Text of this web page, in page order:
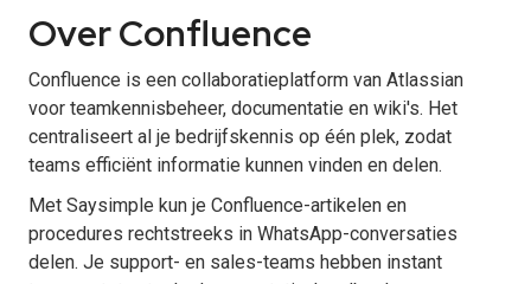
Over Confluence
Confluence is een collaboratieplatform van Atlassian
voor teamkennisbeheer, documentatie en wiki's. Het
centraliseert al je bedrijfskennis op één plek, zodat
teams efficiënt informatie kunnen vinden en delen.
Met Saysimple kun je Confluence-artikelen en
procedures rechtstreeks in WhatsApp-conversaties
delen. Je support- en sales-teams hebben instant